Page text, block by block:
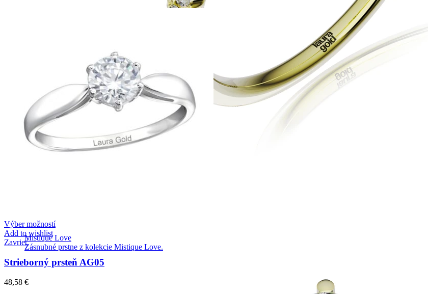
Mistique Love
Zásnubné prstne z kolekcie Mistique Love.
Výber možností
Add to wishlist
Zavrieť
Strieborný prsteň AG05
48,58 €